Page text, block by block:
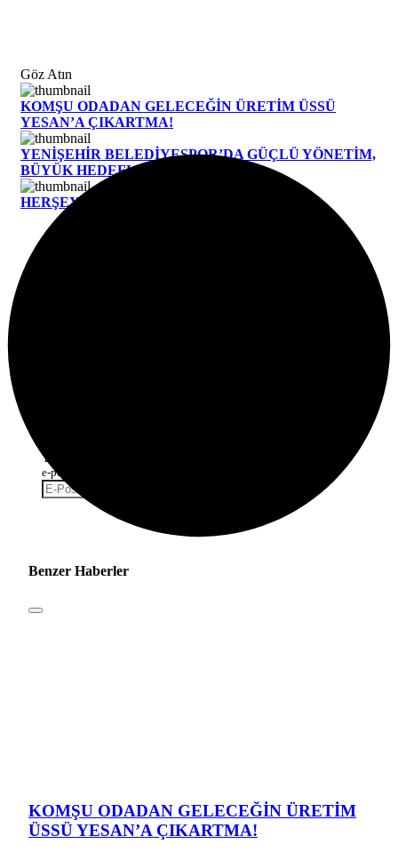
Göz Atın
KOMŞU ODADAN GELECEĞİN ÜRETİM ÜSSÜ
YESAN’A ÇIKARTMA!
YENİŞEHİR BELEDİYESPOR’DA GÜÇLÜ YÖNETİM,
BÜYÜK HEDEFLER
HERŞEY YENIŞEHİR İÇİN
Yeni haberlerden haberdar olmak için fırsatı kaçırma ve ücretsiz
e-posta aboneliğini hemen başlat.
Benzer Haberler
KOMŞU ODADAN GELECEĞİN ÜRETİM
ÜSSÜ YESAN’A ÇIKARTMA!